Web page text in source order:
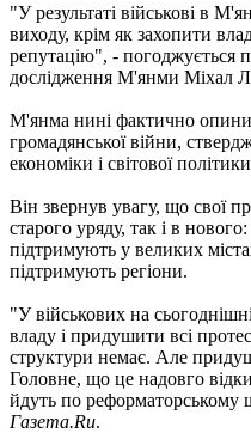
"У результаті військові в
виходу, крім як захопити
репутацію", - погоджується
дослідження М'янми Міхал
М'янма нині фактично
громадянської війни,
економіки і світової
Він звернув увагу, що свої
старого уряду, так і в
підтримують у великих
підтримують регіони.
"У військових на
владу і придушити всі
структури немає. Але
Головне, що це надовго
йдуть по реформаторському
Газета.Ru.